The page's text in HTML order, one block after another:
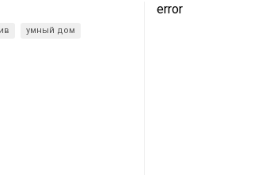
умный дом
error